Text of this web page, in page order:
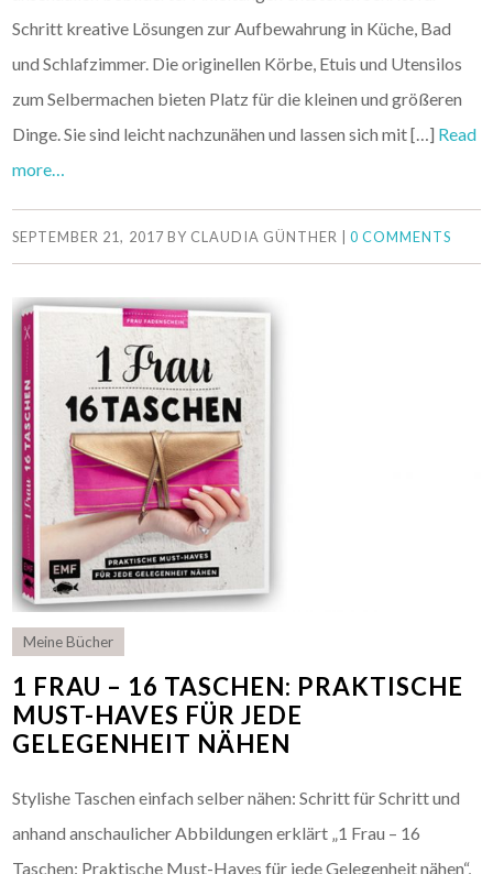
Schritt kreative Lösungen zur Aufbewahrung in Küche, Bad
und Schlafzimmer. Die originellen Körbe, Etuis und Utensilos
zum Selbermachen bieten Platz für die kleinen und größeren
Dinge. Sie sind leicht nachzunähen und lassen sich mit […] Read
more…
SEPTEMBER 21, 2017BY CLAUDIA GÜNTHER |0 COMMENTS
Meine Bücher
1 FRAU – 16 TASCHEN: PRAKTISCHE
MUST-HAVES FÜR JEDE
GELEGENHEIT NÄHEN
Stylishe Taschen einfach selber nähen: Schritt für Schritt und
anhand anschaulicher Abbildungen erklärt „1 Frau – 16
Taschen: Praktische Must-Haves für jede Gelegenheit nähen“,